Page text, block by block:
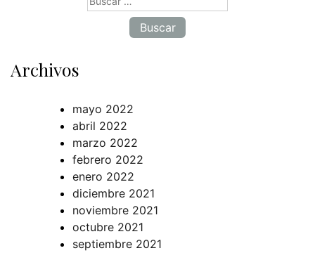
Archivos
mayo 2022
abril 2022
marzo 2022
febrero 2022
enero 2022
diciembre 2021
noviembre 2021
octubre 2021
septiembre 2021